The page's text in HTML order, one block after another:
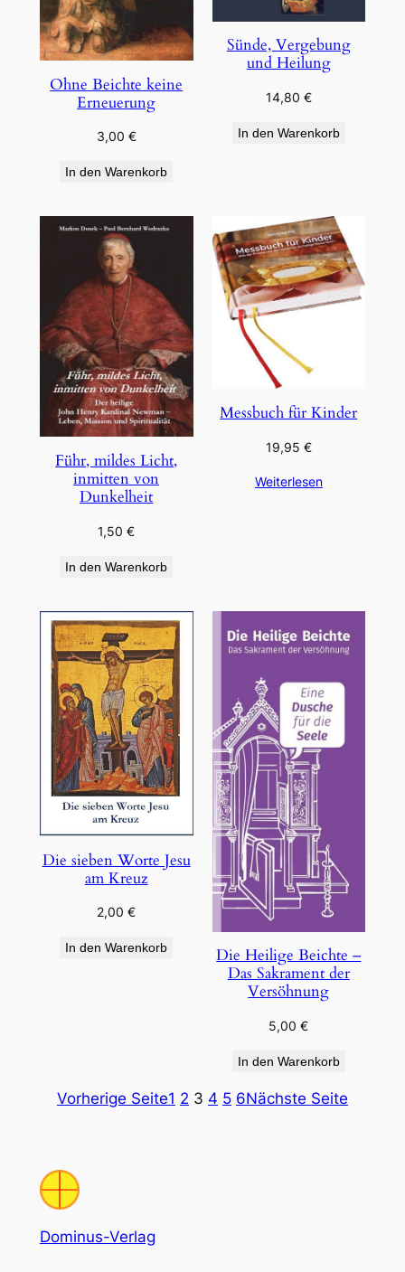
Ohne Beichte keine
Erneuerung
3,00 €
In den Warenkorb
Sünde, Vergebung
und Heilung
14,80 €
In den Warenkorb
Führ, mildes Licht,
inmitten von
Dunkelheit
1,50€
In den Warenkorb
Messbuch für Kinder
19,95 €
Weiterlesen
Die sieben Worte Jesu
am Kreuz
2,00€
In den Warenkorb
Die Heilige Beichte –
Das Sakrament der
Versöhnung
5,00€
In den Warenkorb
Vorherige Seite1 2 3 4 5 6Nächste Seite
Dominus-Verlag